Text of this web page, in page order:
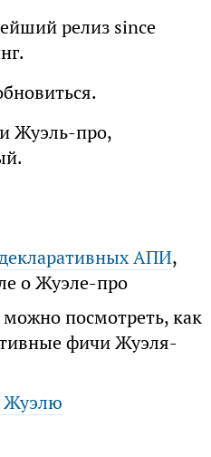
релиз since
Жуэль-про,
АПИ,
о Жуэле-про
можно посмотреть, как
фичи Жуэля-
Жуэлю